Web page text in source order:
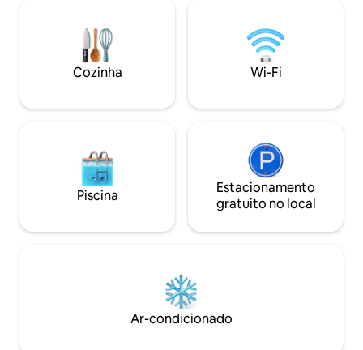
reservada separadamente, NOK
1.200,00 / 120,00 euros. Reserva com
pelo menos 4 horas de antecedência.
Parto de meados de abril até a primeira
os cordeirinhos e as mães orgulhosas.
fazenda e
do Loen Skylift,
Briksdalsbreen,
espetaculares na
compartilhamos
Cozinha Wi-Fi
Piscina
Estacionamento
gratuito no local
Ar-condicionado